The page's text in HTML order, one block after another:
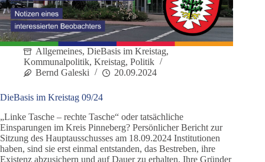
Allgemeines, DieBasis im Kreistag,
Kommunalpolitik, Kreistag, Politik
Bernd Galeski
20.09.2024
DieBasis im Kreistag 09/24
„Linke Tasche – rechte Tasche“ oder tatsächliche
Einsparungen im Kreis Pinneberg? Persönlicher Bericht zur
Sitzung des Hauptausschusses am 18.09.2024 Institutionen
haben, sind sie erst einmal entstanden, das Bestreben, ihre
Existenz abzusichern und auf Dauer zu erhalten. Ihre Gründer